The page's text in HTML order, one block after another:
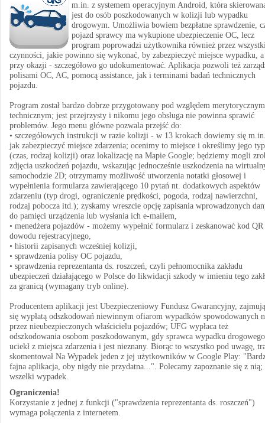
m.in. z systemem operacyjnym Android, która
jest do osób poszkodowanych w kolizji lub wypadku
drogowym. Umożliwia bowiem bezpłatne sprawdzenie,
pojazd sprawcy ma wykupione ubezpieczenie OC, lecz
program poprowadzi użytkownika również przez
czynności, jakie powinno się wykonać, by zabezpieczyć miejsce wypadku, a
przy okazji - szczegółowo go udokumentować. Aplikacja pozwoli też
polisami OC, AC, pomocą assistance, jak i terminami badań technicznych
pojazdu.
Program został bardzo dobrze przygotowany pod względem
technicznym; jest przejrzysty i nikomu jego obsługa nie powinna sprawić
problemów. Jego menu główne pozwala przejść do:
• szczegółowych instrukcji w razie kolizji - w 13 krokach dowiemy się
jak zabezpieczyć miejsce zdarzenia; ocenimy to miejsce i określimy jego typ
(czas, rodzaj kolizji) oraz lokalizację na Mapie Google; będziemy mogli
zdjęcia uszkodzeń pojazdu, wskazując jednocześnie uszkodzenia na
samochodzie 2D; otrzymamy możliwość utworzenia notatki głosowej i
wypełnienia formularza zawierającego 10 pytań nt. dodatkowych aspektów
zdarzeniu (typ drogi, ograniczenie prędkości, pogoda, rodzaj nawierzchni,
rodzaj pobocza itd.); zyskamy wreszcie opcję zapisania wprowadzonych
do pamięci urządzenia lub wysłania ich e-mailem,
• menedżera pojazdów - możemy wypełnić formularz i zeskanować kod QR
dowodu rejestracyjnego,
• historii zapisanych wcześniej kolizji,
• sprawdzenia polisy OC pojazdu,
• sprawdzenia reprezentanta ds. roszczeń, czyli pełnomocnika zakładu
ubezpieczeń działającego w Polsce do likwidacji szkody w imieniu tego
za granicą (wymagany tryb online).
Producentem aplikacji jest Ubezpieczeniowy Fundusz Gwarancyjny,
się wypłatą odszkodowań niewinnym ofiarom wypadków spowodowanych
przez nieubezpieczonych właścicielu pojazdów; UFG wypłaca też
odszkodowania osobom poszkodowanym, gdy sprawca wypadku drogowego
uciekł z miejsca zdarzenia i jest nieznany. Biorąc to wszystko pod uwagę,
skomentował Na Wypadek jeden z jej użytkowników w Google Play:
fajna aplikacja, oby nigdy nie przydatna...". Polecamy zapoznanie się z nią;
wszelki wypadek.
Ograniczenia!
Korzystanie z jednej z funkcji ("sprawdzenia reprezentanta ds. roszczeń")
wymaga połączenia z internetem.